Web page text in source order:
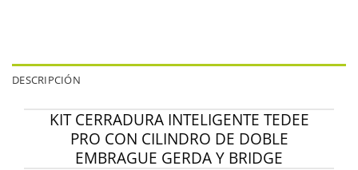
DESCRIPCIÓN
KIT CERRADURA INTELIGENTE TEDEE
PRO CON CILINDRO DE DOBLE
EMBRAGUE GERDA Y BRIDGE